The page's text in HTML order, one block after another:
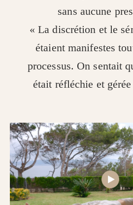
sans aucune
« La discrétion et le
étaient manifestes
processus. On sentait
était réfléchie et